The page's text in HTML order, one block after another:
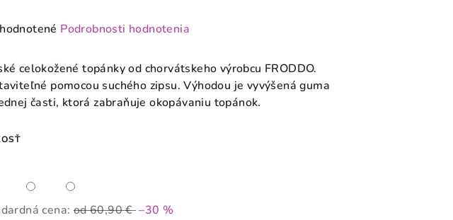
Podrobnosti hodnotenia
celokožené topánky od chorvátskeho výrobcu FRODDO.
pomocou suchého zipsu. Výhodou je vyvýšená guma
časti, ktorá zabraňuje okopávaniu topánok.
cena: od 60,90 €–30 %